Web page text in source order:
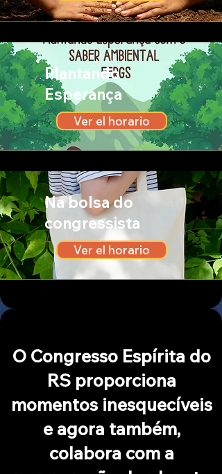
Plantando
Esperança
Ver el horario
Na bolsa do
congressista
Ver el horario
O Congresso Espírita do
RS proporciona
momentos inesquecíveis
e agora também,
colabora com a